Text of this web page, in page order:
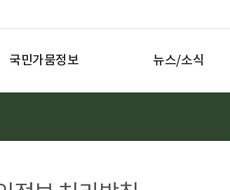
국민가뭄정보 뉴스/소식